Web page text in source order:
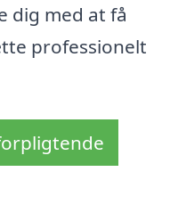
dig med at få
professionelt